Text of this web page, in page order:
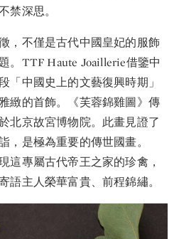
禁深思。
，不僅是古代中國皇妃的服飾
。TTF Haute Joaillerie借鑒中
「中國史上的文藝復興時期」
緻的首飾。《芙蓉錦雞圖》傳
北京故宮博物院。此畫見證了
，是極為重要的傳世國畫。
這專屬古代帝王之家的珍禽，
語主人榮華富貴、前程錦繡。